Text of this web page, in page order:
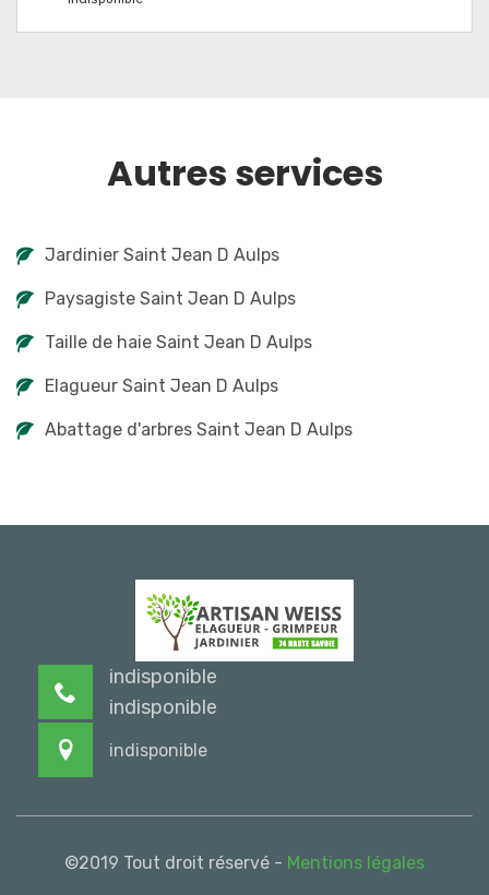
Autres services
Jardinier Saint Jean D Aulps
Paysagiste Saint Jean D Aulps
Taille de haie Saint Jean D Aulps
Elagueur Saint Jean D Aulps
Abattage d'arbres Saint Jean D Aulps
indisponible
indisponible
indisponible
©2019 Tout droit réservé - Mentions légales